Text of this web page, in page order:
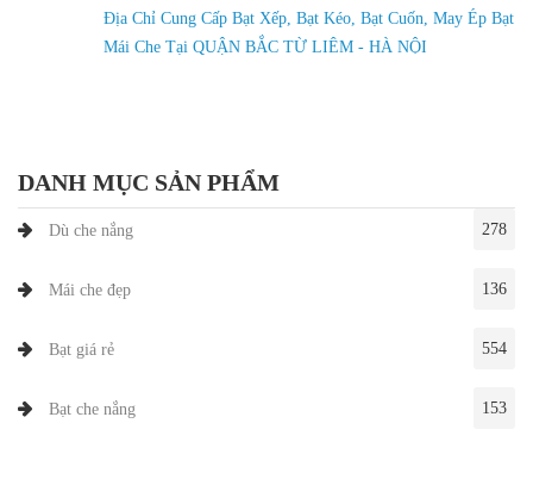
Địa Chỉ Cung Cấp Bạt Xếp, Bạt Kéo, Bạt Cuốn, May Ép Bạt
Mái Che Tại QUẬN BẮC TỪ LIÊM - HÀ NỘI
DANH MỤC SẢN PHẨM
Dù che nắng 278
Mái che đẹp 136
Bạt giá rẻ 554
Bạt che nắng 153